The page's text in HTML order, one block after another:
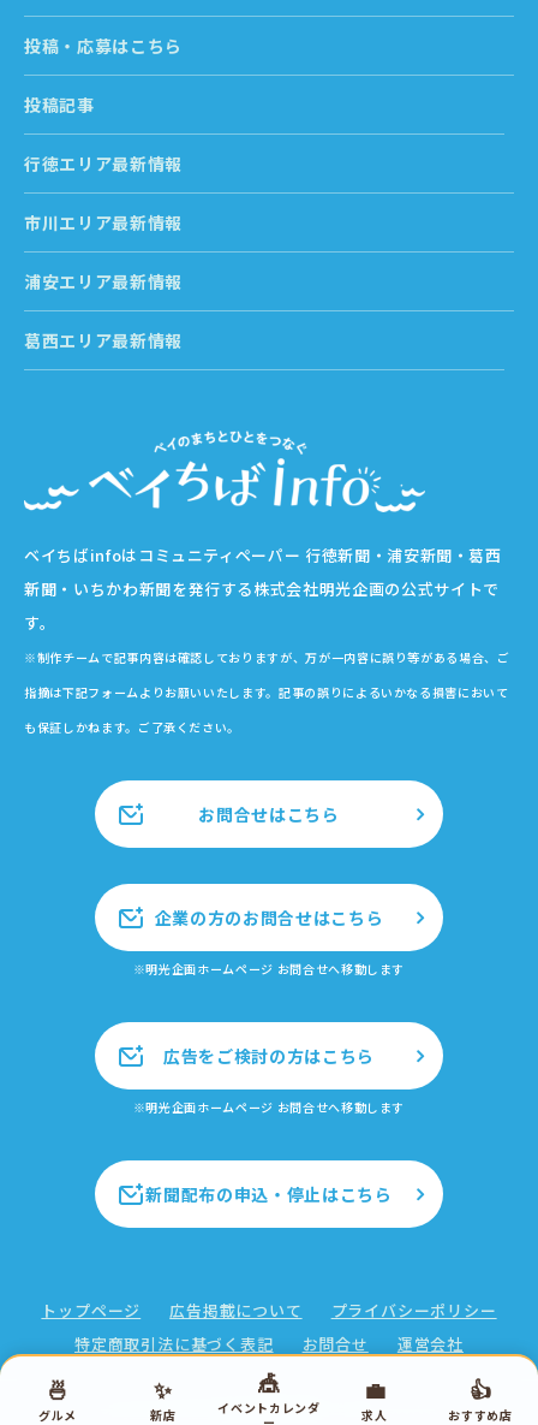
ベイちばinfoはコミュニティペーパー 行徳新聞・浦安新聞・葛西
新聞・いちかわ新聞を発行する株式会社明光企画の公式サイトで
す。
※制作チームで記事内容は確認しておりますが、万が一内容に誤り等がある場合、ご
指摘は下記フォームよりお願いいたします。記事の誤りによるいかなる損害において
も保証しかねます。ご了承ください。
お問合せはこちら
企業の方のお問合せはこちら
※明光企画ホームページ お問合せへ移動します
広告をご検討の方はこちら
※明光企画ホームページ お問合せへ移動します
新聞配布の申込・停止はこちら
🍜
グルメ
✨
新店
🎪
イベントカレンダ
💼
求人
👍
おすすめ店
投稿・応募はこちら
投稿記事
行徳エリア最新情報
市川エリア最新情報
浦安エリア最新情報
葛西エリア最新情報
トップページ 広告掲載について
プライバシーポリシー
特定商取引法に基づく表記
お問合せ 運営会社
Copyright ©2026 株式会社明光企画 All rights reserved.